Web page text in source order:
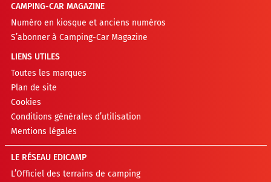
CAMPING-CAR MAGAZINE
Numéro en kiosque et anciens numéros
S’abonner à Camping-Car Magazine
LIENS UTILES
Toutes les marques
Plan de site
Cookies
Conditions générales d’utilisation
Mentions légales
LE RÉSEAU EDICAMP
L’Officiel des terrains de camping